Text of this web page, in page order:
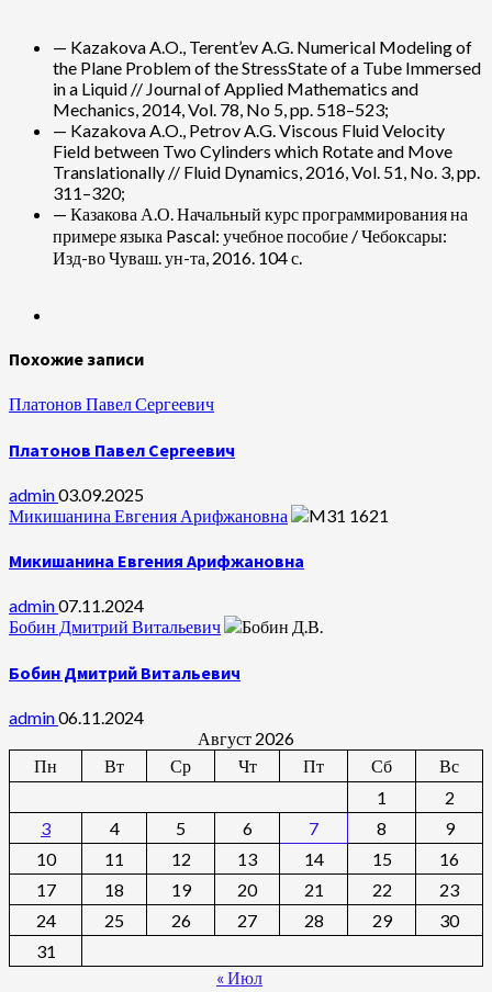
— Kazakova A.O., Terent’ev A.G. Numerical Modeling of
the Plane Problem of the StressState of a Tube Immersed
in a Liquid // Journal of Applied Mathematics and
Mechanics, 2014, Vol. 78, No 5, pp. 518–523;
— Kazakova A.O., Petrov A.G. Viscous Fluid Velocity
Field between Two Cylinders which Rotate and Move
Translationally // Fluid Dynamics, 2016, Vol. 51, No. 3, pp.
311–320;
— Казакова А.О. Начальный курс программирования на
примере языка Pascal: учебное пособие / Чебоксары:
Изд-во Чуваш. ун-та, 2016. 104 с.
Похожие записи
Платонов Павел Сергеевич
Платонов Павел Сергеевич
admin03.09.2025
Микишанина Евгения Арифжановна
Микишанина Евгения Арифжановна
admin07.11.2024
Бобин Дмитрий Витальевич
Бобин Дмитрий Витальевич
admin06.11.2024
Август 2026
Пн
Вт Ср Чт Пт Сб
Вс
1
2
3
4 5 6 7 8
9
10
11 12 13 14 15
16
17
18 19 20 21 22
23
24
25 26 27 28 29
30
31
« Июл